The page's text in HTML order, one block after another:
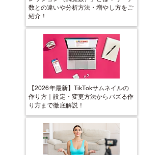
数との違いや分析方法・増やし方をご
紹介！
【2026年最新】TikTokサムネイルの
作り方｜設定・変更方法からバズる作
り方まで徹底解説！